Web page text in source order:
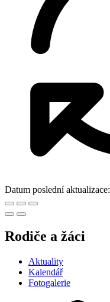
Datum poslední aktualizace:
Rodiče a žáci
Aktuality
Kalendář
Fotogalerie